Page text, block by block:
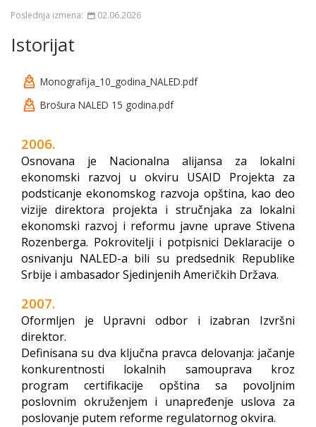
Poslednja izmena:
02.06.2026
Istorijat
Monografija_10_godina_NALED.pdf
Brošura NALED 15 godina.pdf
2006.
Osnovana je Nacionalna alijansa za lokalni
ekonomski razvoj u okviru USAID Projekta za
podsticanje ekonomskog razvoja opština, kao deo
vizije direktora projekta i stručnjaka za lokalni
ekonomski razvoj i reformu javne uprave Stivena
Rozenberga. Pokrovitelji i potpisnici Deklaracije o
osnivanju NALED-a bili su predsednik Republike
Srbije i ambasador Sjedinjenih Američkih Država.
2007.
Oformljen je Upravni odbor i izabran Izvršni
direktor.
Definisana su dva ključna pravca delovanja: jačanje
konkurentnosti lokalnih samouprava kroz
program certifikacije opština sa povoljnim
poslovnim okruženjem i unapređenje uslova za
poslovanje putem reforme regulatornog okvira.